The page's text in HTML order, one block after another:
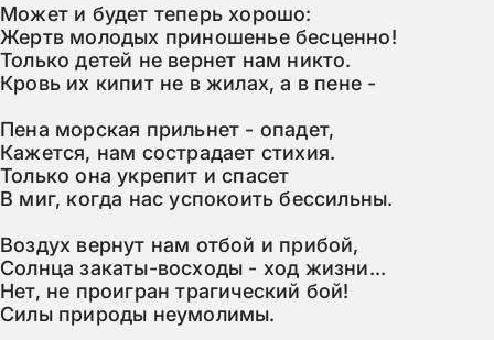
Может и будет теперь хорошо:
Жертв молодых приношенье бесценно!
Только детей не вернет нам никто.
Кровь их кипит не в жилах, а в пене -
Пена морская прильнет - опадет,
Кажется, нам сострадает стихия.
Только она укрепит и спасет
В миг, когда нас успокоить бессильны.
Воздух вернут нам отбой и прибой,
Солнца закаты-восходы - ход жизни...
Нет, не проигран трагический бой!
Силы природы неумолимы.